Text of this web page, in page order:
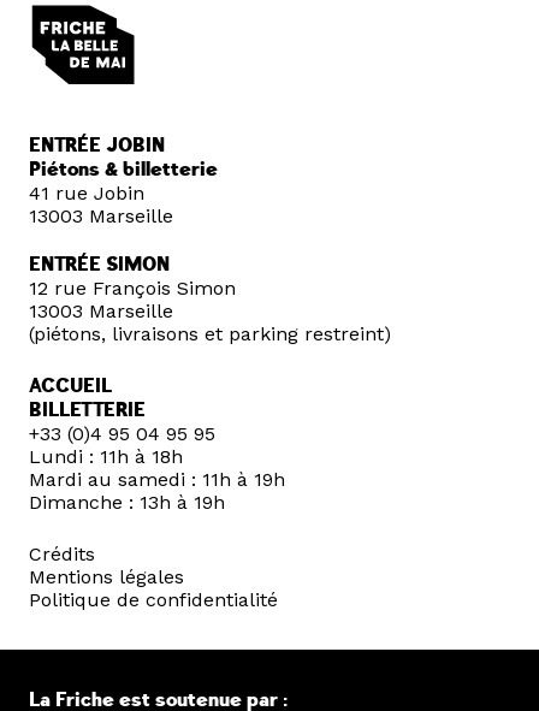
ENTRÉE JOBIN
Piétons & billetterie
41 rue Jobin
13003 Marseille
ENTRÉE SIMON
12 rue François Simon
13003 Marseille
(piétons, livraisons et parking restreint)
ACCUEIL
BILLETTERIE
+33 (0)4 95 04 95 95
Lundi : 11h à 18h
Mardi au samedi : 11h à 19h
Dimanche : 13h à 19h
Crédits
Mentions légales
Politique de confidentialité
La Friche est soutenue par :